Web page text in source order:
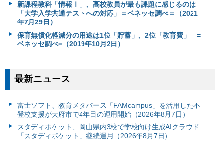
新課程教科「情報Ⅰ」、高校教員が最も課題に感じるのは
「大学入学共通テストへの対応」＝ベネッセ調べ＝（2021
年7月29日）
保育無償化軽減分の用途は1位「貯蓄」、2位「教育費」 =
ベネッセ調べ=（2019年10月2日）
最新ニュース
富⼠ソフト、教育メタバース「FAMcampus」を活用した不
登校支援が大府市で4年目の運用開始（2026年8月7日）
スタディポケット、岡山県内3校で学校向け生成AIクラウド
「スタディポケット」継続運用（2026年8月7日）